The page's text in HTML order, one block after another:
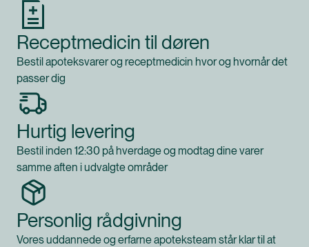
Receptmedicin til døren
Bestil apoteksvarer og receptmedicin hvor og hvornår det
passer dig
Hurtig levering
Bestil inden 12:30 på hverdage og modtag dine varer
samme aften i udvalgte områder
Personlig rådgivning
Vores uddannede og erfarne apoteksteam står klar til at